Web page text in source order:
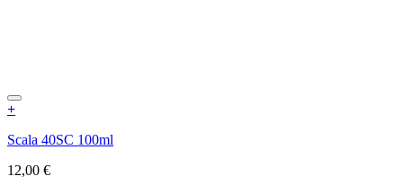
+
Scala 40SC 100ml
12,00 €